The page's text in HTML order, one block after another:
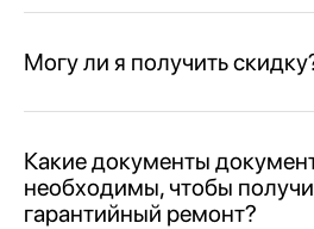
Могу ли я получить
Какие документы
необходимы, чтобы
гарантийный ремонт?